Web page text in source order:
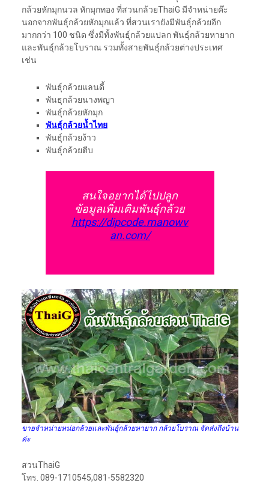
กล้วยหักมุกนวล หักมุกทอง ที่สวนกล้วยThaiG มีจำหน่ายค๊ะ
นอกจากพันธุ์กล้วยหักมุกแล้ว ที่สวนเรายังมีพันธุ์กล้วยอีก
มากกว่า 100 ชนิด ซึ่งมีทั้งพันธุ์กล้วยแปลก พันธุ์กล้วยหายาก
และพันธุ์กล้วยโบราณ รวมทั้งสายพันธุ์กล้วยต่างประเทศ
เช่น
พันธุ์กล้วยแลนดี้
พันธุกล้วยนางพญา
พันธุ์กล้วยหักมุก
พันธุ์กล้วยน้ำไทย
พันธุ์กล้วยง้าว
พันธุ์กล้วยตีบ
สนใจอยากได้ไปปลูก
ข้อมูลเพิ่มเติมพันธุ์กล้วย
https://dipcode.manowv
an.com/
ขายจำหน่ายหน่อกล้วยและพันธุ์กล้วยหายาก กล้วยโบราณ จัดส่งถึงบ้าน
ค่ะ
สวนThaiG
โทร. 089-1710545,081-5582320